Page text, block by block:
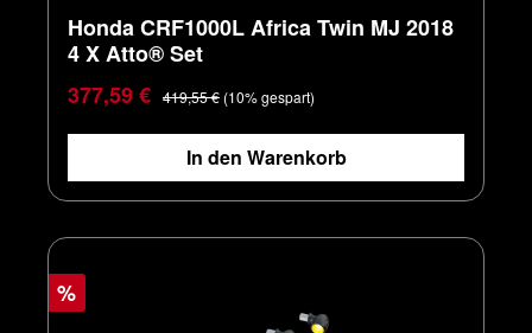
Honda CRF1000L Africa Twin MJ 2018
4 X Atto® Set
Verkaufspreis:
377,59 € Regulärer Preis:
419,55 € (10% gespart)
In den Warenkorb
%